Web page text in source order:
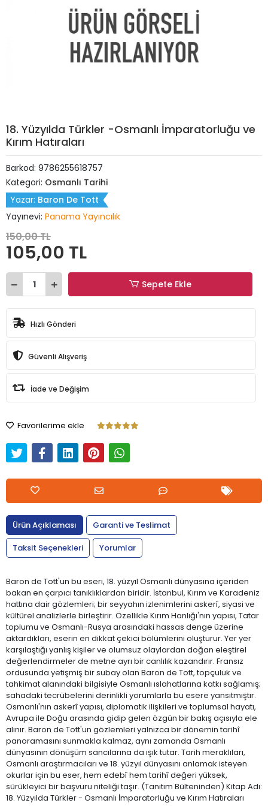
18. Yüzyılda Türkler -Osmanlı İmparatorluğu ve
Kırım Hatıraları
Barkod: 9786255618757
Kategori: Osmanlı Tarihi
Yazar: Baron De Tott
Yayınevi: Panama Yayıncılık
150,00 TL
105,00 TL
Sepete Ekle
Hızlı Gönderi
Güvenli Alışveriş
İade ve Değişim
Favorilerime ekle
Ürün Açıklaması
Garanti ve Teslimat
Taksit Seçenekleri
Yorumlar
Baron de Tott'un bu eseri, 18. yüzyıl Osmanlı dünyasına içeriden
bakan en çarpıcı tanıklıklardan biridir. İstanbul, Kırım ve Karadeniz
hattına dair gözlemleri; bir seyyahın izlenimlerini askerî, siyasi ve
kültürel analizlerle birleştirir. Özellikle Kırım Hanlığı'nın yapısı, Tatar
toplumu ve Osmanlı-Rusya arasındaki hassas denge üzerine
aktardıkları, eserin en dikkat çekici bölümlerini oluşturur. Yer yer
karşılaştığı yanlış kişiler ve olumsuz olaylardan doğan eleştirel
değerlendirmeler de metne ayrı bir canlılık kazandırır. Fransız
ordusunda yetişmiş bir subay olan Baron de Tott, topçuluk ve
tahkimat alanındaki bilgisiyle Osmanlı ıslahatlarına katkı sağlamış;
sahadaki tecrübelerini derinlikli yorumlarla bu esere yansıtmıştır.
Osmanlı'nın askerî yapısı, diplomatik ilişkileri ve toplumsal hayatı,
Avrupa ile Doğu arasında gidip gelen özgün bir bakış açısıyla ele
alınır. Baron de Tott'un gözlemleri yalnızca bir dönemin tarihî
panoramasını sunmakla kalmaz, aynı zamanda Osmanlı
dünyasının dönüşüm sancılarına da ışık tutar. Tarih meraklıları,
Osmanlı araştırmacıları ve 18. yüzyıl dünyasını anlamak isteyen
okurlar için bu eser, hem edebî hem tarihî değeri yüksek,
sürükleyici bir başvuru niteliği taşır. (Tanıtım Bülteninden) Kitap Adı:
18. Yüzyılda Türkler - Osmanlı İmparatorluğu ve Kırım Hatıraları